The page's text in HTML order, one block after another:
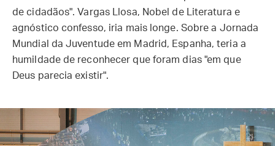
de cidadãos". Vargas Llosa, Nobel de Literatura e
agnóstico confesso, iria mais longe. Sobre a Jornada
Mundial da Juventude em Madrid, Espanha, teria a
humildade de reconhecer que foram dias "em que
Deus parecia existir".